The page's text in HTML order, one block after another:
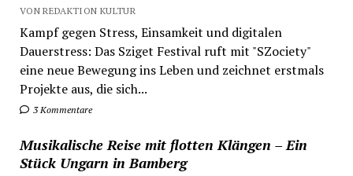
VON REDAKTION KULTUR
Kampf gegen Stress, Einsamkeit und digitalen
Dauerstress: Das Sziget Festival ruft mit "SZociety"
eine neue Bewegung ins Leben und zeichnet erstmals
Projekte aus, die sich...
3 Kommentare
Musikalische Reise mit flotten Klängen – Ein
Stück Ungarn in Bamberg